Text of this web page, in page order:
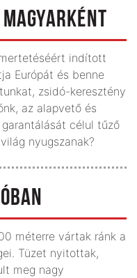
indított
Európát és benne
zsidó-keresztény
az alapvető és
célul tűző
nyugszanak?
méterre vártak ránk a
Tüzet nyitottak,
meg nagy